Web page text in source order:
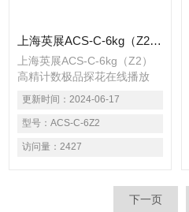
上海英展ACS-C-6kg（Z2）高精计数极品探花在线播放
上海英展ACS-C-6kg（Z2）
高精计数极品探花在线播放
上海探花在线观看实业发展有
限公司为上海英展电子秤授权
代理商，为客户提供各类国产
探花精品，极品探花在线播
放，防爆电子秤，叉车称，称
更新时间： 2024-06-17
型号： ACS-C-6Z2
访问量： 2427
下一页